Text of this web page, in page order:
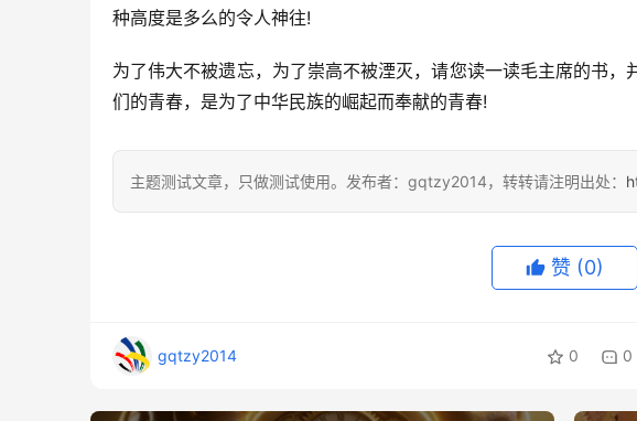
种高度是多么的令人神往!
为了伟大不被遗忘，为了崇高不被湮灭，请您读一读毛主席的书
们的青春，是为了中华民族的崛起而奉献的青春!
主题测试文章，只做测试使用。发布者：gqtzy2014，转转请注明出处：
赞 (0)
gqtzy2014 0 0